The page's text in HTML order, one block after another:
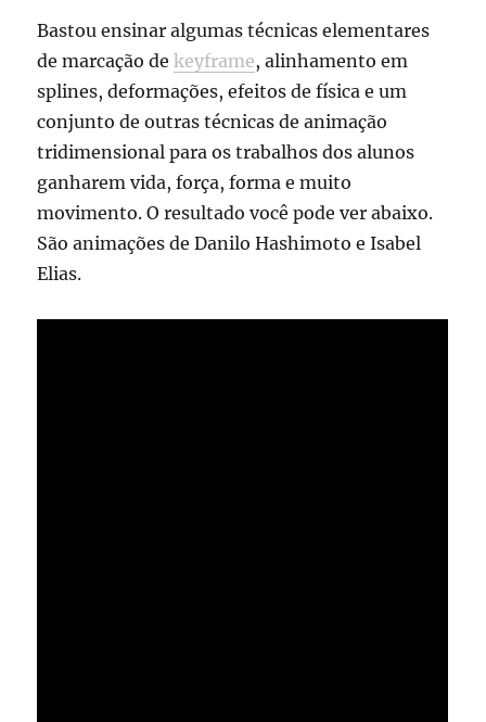
Bastou ensinar algumas técnicas elementares
de marcação dekeyframe, alinhamento em
splines, deformações, efeitos de física e um
conjunto de outras técnicas de animação
tridimensional para os trabalhos dos alunos
ganharem vida, força, forma e muito
movimento. O resultado você pode ver abaixo.
São animações de Danilo Hashimoto e Isabel
Elias.